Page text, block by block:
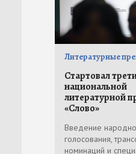
Литературные
Стартовал
национальной
литературной
«Слово»
Введение
голосования,
номинаций и